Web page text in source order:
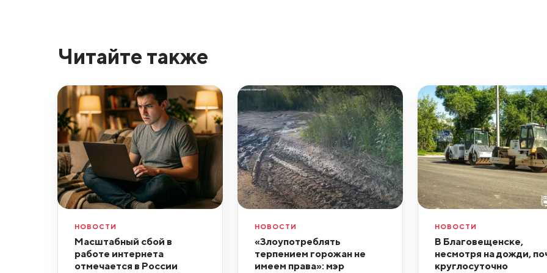
Читайте также
НОВОСТИ
Масштабный сбой в
работе интернета
отмечается в России
НОВОСТИ
«Злоупотреблять
терпением горожан не
имеем права»: мэр
НОВОСТИ
В Благовещенске,
несмотря на дожди,
круглосуточно